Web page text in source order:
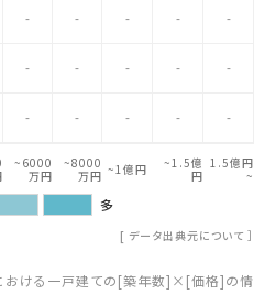
- - - - -
- - - - -
- - - - -
~6000
万円
~8000
万円 ~1億円
~1.5億
円
1.5億円
~
多
[ データ出典元について ］
ける一戸建ての[築年数]×[価格]の情